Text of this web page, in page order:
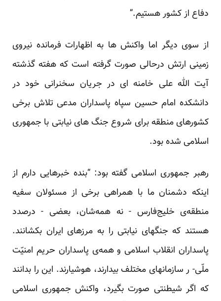
دفاع از کشور هستیم.”
از سوی دیگر اما واکنش ها به اظهارات فرمانده نیروی
زمینی ارتش درحالی صورت گرفته است که هفته گذشته
آیت الله علی خامنه ای در جریان سخنرانی خود در
دانشکده امام حسین سپاه پاسداران مدعی تلاش برخی
کشورهای منطقه برای شروع جنگ های نیابتی با جمهوری
اسلامی شده بود.
رهبر جمهوری اسلامی گفته بود: “بنده خبرهایی دارم از
اینکه دشمنان ما با همراهی برخی از مسئولان سفیه
منطقه‌ی خلیج‌فارس - نه همه‌شان، بعضی - درصدد
هستند که جنگهای نیابتی را به مرزهای ایران بکشانند.
پاسداران انقلاب اسلامی و همه‌ی پاسداران حریم امنیّت
ملّی- ر سازمانهای مختلف بیدارند، هوشیارند. این را بدانند
که اگر شیطنتی صورت بگیرد، واکنش جمهوری اسلامی